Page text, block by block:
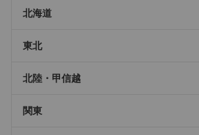
北海道
東北
北陸・甲信越
関東